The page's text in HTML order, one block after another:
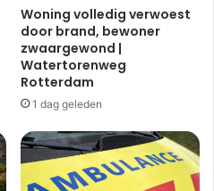
Woning volledig verwoest
door brand, bewoner
zwaargewond |
Watertorenweg
Rotterdam
1 dag geleden